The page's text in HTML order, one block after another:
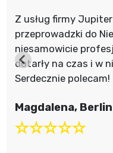
Z usług firmy
przeprowadzki do
niesamowicie
dotarły na czas i w
Serdecznie polecam!
Magdalena, Berlin